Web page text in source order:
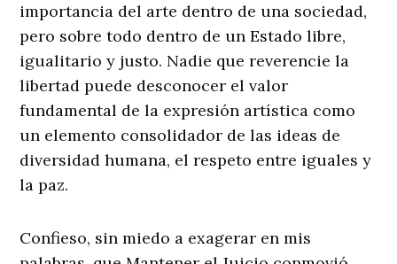
importancia del arte dentro de una sociedad,
pero sobre todo dentro de un Estado libre,
igualitario y justo. Nadie que reverencie la
libertad puede desconocer el valor
fundamental de la expresión artística como
un elemento consolidador de las ideas de
diversidad humana, el respeto entre iguales y
la paz.
Confieso, sin miedo a exagerar en mis